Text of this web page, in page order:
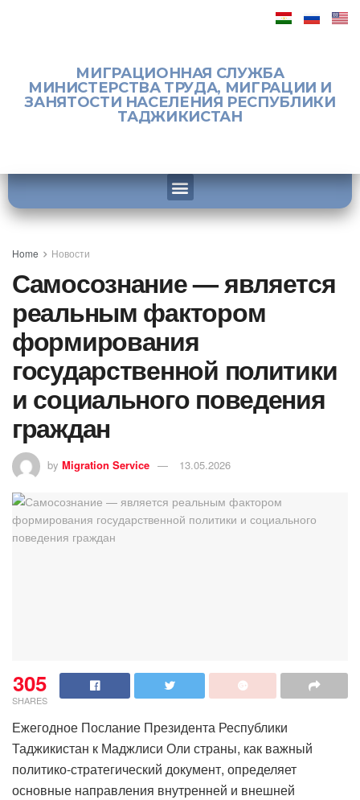
МИГРАЦИОННАЯ СЛУЖБА
МИНИСТЕРСТВА ТРУДА, МИГРАЦИИ И
ЗАНЯТОСТИ НАСЕЛЕНИЯ РЕСПУБЛИКИ
ТАДЖИКИСТАН
Home Новости
Самосознание — является
реальным фактором
формирования
государственной политики
и социального поведения
граждан
by Migration Service 13.05.2026
305
SHARES
Ежегодное Послание Президента Республики
Таджикистан к Маджлиси Оли страны, как важный
политико-стратегический документ, определяет
основные направления внутренней и внешней